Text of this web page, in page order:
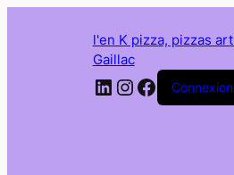
l'en K pizza, pizzas
Gaillac
LinkedIn
Instagram
Facebook
Connexion